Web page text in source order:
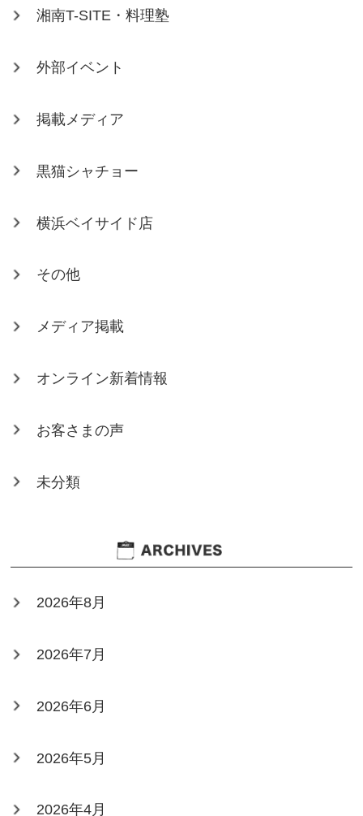
湘南T-SITE・料理塾
外部イベント
掲載メディア
黒猫シャチョー
横浜ベイサイド店
その他
メディア掲載
オンライン新着情報
お客さまの声
未分類
2026年8月
2026年7月
2026年6月
2026年5月
2026年4月